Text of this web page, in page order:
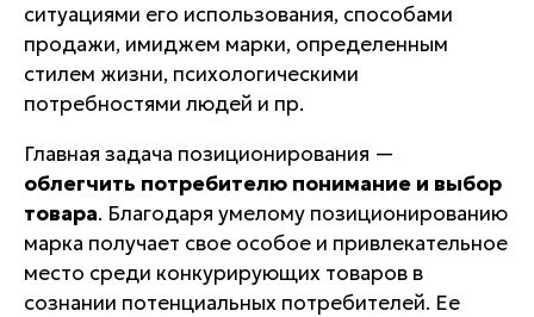
ситуациями его использования, способами
продажи, имиджем марки, определенным
стилем жизни, психологическими
потребностями людей и пр.
Главная задача позиционирования —
облегчить потребителю понимание и выбор
товара. Благодаря умелому позиционированию
марка получает свое особое и привлекательное
место среди конкурирующих товаров в
сознании потенциальных потребителей. Ее